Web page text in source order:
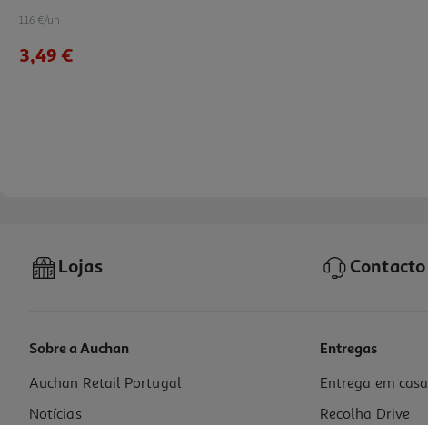
1.16 €/un
3,49 €
Insecticida Anti-Traça Raid Gel Cedro 2un
1.35 €/un
Lojas Contacto
Sobre a Auchan
Auchan Retail Portugal
Notícias
Entregas
Entrega em casa
Recolha Drive